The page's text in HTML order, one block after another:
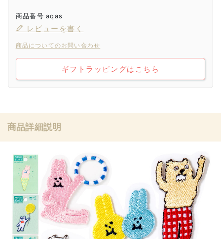
商品番号 aqas
レビューを書く
商品についてのお問い合わせ
ギフトラッピングはこちら
商品詳細説明